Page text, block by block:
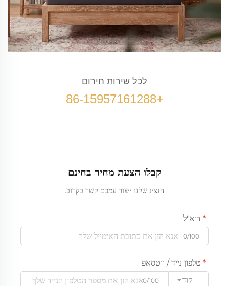
לכל שירות חירום
+86-15957161288
קבלו הצעת מחיר בחינם
הנציג שלנו ייצור עמכם קשר בקרוב.
דוא"ל
0/100
טלפון נייד / ווטסאפ
קוד
0/100